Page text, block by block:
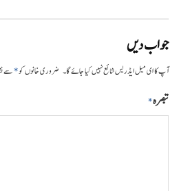
جواب دیں
آپ کا ای میل ایڈریس شائع نہیں کیا جائے گا۔ ضروری خانوں کو*سے
تبصرہ*